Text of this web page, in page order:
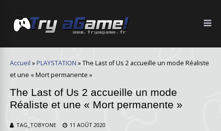
Accueil » PLAYSTATION »The Last of Us 2 accueille un mode Réaliste
et une « Mort permanente »
The Last of Us 2 accueille un mode
Réaliste et une « Mort permanente »
TAG_TOBYONE 11 AOÛT 2020